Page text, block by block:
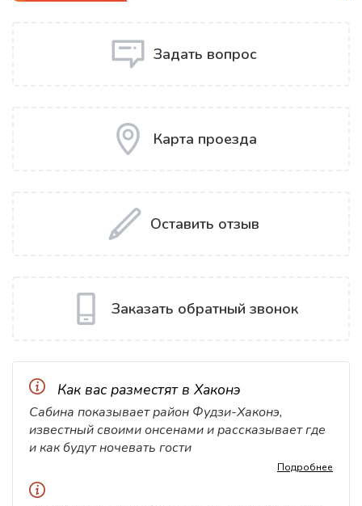
Задать вопрос
Карта проезда
Оставить отзыв
Заказать обратный звонок
Как вас разместят в Хаконэ
Сабина показывает район Фудзи-Хаконэ,
известный своими онсенами и рассказывает где
и как будут ночевать гости
Подробнее